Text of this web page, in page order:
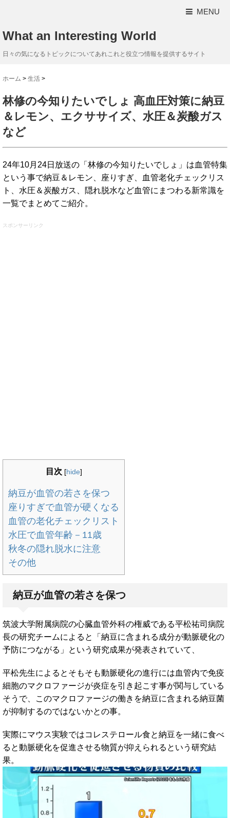
MENU
What an Interesting World
日々の気になるトピックについてあれこれと役立つ情報を提供するサイト
ホーム > 生活 >
林修の今知りたいでしょ 高血圧対策に納豆
＆レモン、エクササイズ、水圧＆炭酸ガス
など
24年10月24日放送の「林修の今知りたいでしょ」は血管特集
という事で納豆＆レモン、座りすぎ、血管老化チェックリス
ト、水圧＆炭酸ガス、隠れ脱水など血管にまつわる新常識を
一覧でまとめてご紹介。
スポンサーリンク
目次 [hide]
納豆が血管の若さを保つ
座りすぎで血管が硬くなる
血管の老化チェックリスト
水圧で血管年齢－11歳
秋冬の隠れ脱水に注意
その他
納豆が血管の若さを保つ
筑波大学附属病院の心臓血管外科の権威である平松祐司病院
長の研究チームによると「納豆に含まれる成分が動脈硬化の
予防につながる」という研究成果が発表されていて、
平松先生によるとそもそも動脈硬化の進行には血管内で免疫
細胞のマクロファージが炎症を引き起こす事が関与している
そうで、このマクロファージの働きを納豆に含まれる納豆菌
が抑制するのではないかとの事。
実際にマウス実験ではコレステロール食と納豆を一緒に食べ
ると動脈硬化を促進させる物質が抑えられるという研究結
果。